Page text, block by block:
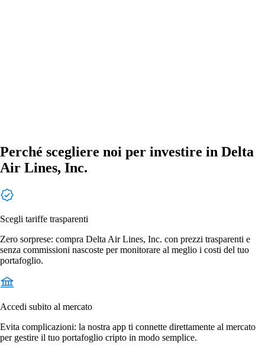
Perché scegliere noi per investire in Delta
Air Lines, Inc.
Scegli tariffe trasparenti
Zero sorprese: compra Delta Air Lines, Inc. con prezzi trasparenti e
senza commissioni nascoste per monitorare al meglio i costi del tuo
portafoglio.
Accedi subito al mercato
Evita complicazioni: la nostra app ti connette direttamente al mercato
per gestire il tuo portafoglio cripto in modo semplice.